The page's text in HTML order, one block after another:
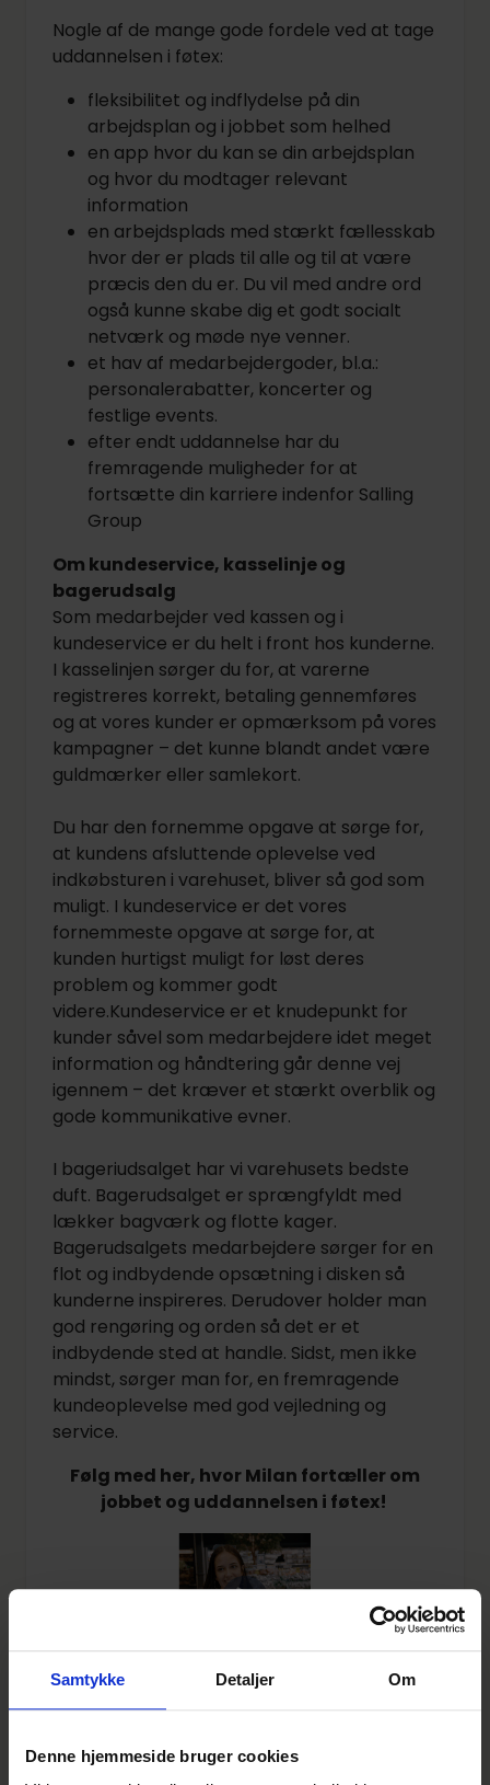
Samtykke Detaljer Om
Denne hjemmeside bruger cookies
Nogle af de mange gode fordele ved at tage
uddannelsen i føtex:
fleksibilitet og indflydelse på din
arbejdsplan og i jobbet som helhed
en app hvor du kan se din arbejdsplan
og hvor du modtager relevant
information
en arbejdsplads med stærkt fællesskab
hvor der er plads til alle og til at være
præcis den du er. Du vil med andre ord
også kunne skabe dig et godt socialt
netværk og møde nye venner.
et hav af medarbejdergoder, bl.a.:
personalerabatter, koncerter og
festlige events.
efter endt uddannelse har du
fremragende muligheder for at
fortsætte din karriere indenfor Salling
Group
Om kundeservice, kasselinje og
bagerudsalg
Som medarbejder ved kassen og i
kundeservice er du helt i front hos kunderne.
I kasselinjen sørger du for, at varerne
registreres korrekt, betaling gennemføres
og at vores kunder er opmærksom på vores
kampagner – det kunne blandt andet være
guldmærker eller samlekort.
Du har den fornemme opgave at sørge for,
at kundens afsluttende oplevelse ved
indkøbsturen i varehuset, bliver så god som
muligt. I kundeservice er det vores
fornemmeste opgave at sørge for, at
kunden hurtigst muligt for løst deres
problem og kommer godt
videre.Kundeservice er et knudepunkt for
kunder såvel som medarbejdere idet meget
information og håndtering går denne vej
igennem – det kræver et stærkt overblik og
gode kommunikative evner.
I bageriudsalget har vi varehusets bedste
duft. Bagerudsalget er sprængfyldt med
lækker bagværk og flotte kager.
Bagerudsalgets medarbejdere sørger for en
flot og indbydende opsætning i disken så
kunderne inspireres. Derudover holder man
god rengøring og orden så det er et
indbydende sted at handle. Sidst, men ikke
mindst, sørger man for, en fremragende
kundeoplevelse med god vejledning og
service.
Følg med her, hvor Milan fortæller om
jobbet og uddannelsen i føtex!
Hvordan bliver du salgsassistentelev?
eksaminer: